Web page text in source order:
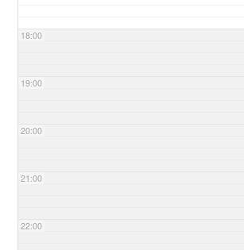
18:00
19:00
20:00
21:00
22:00